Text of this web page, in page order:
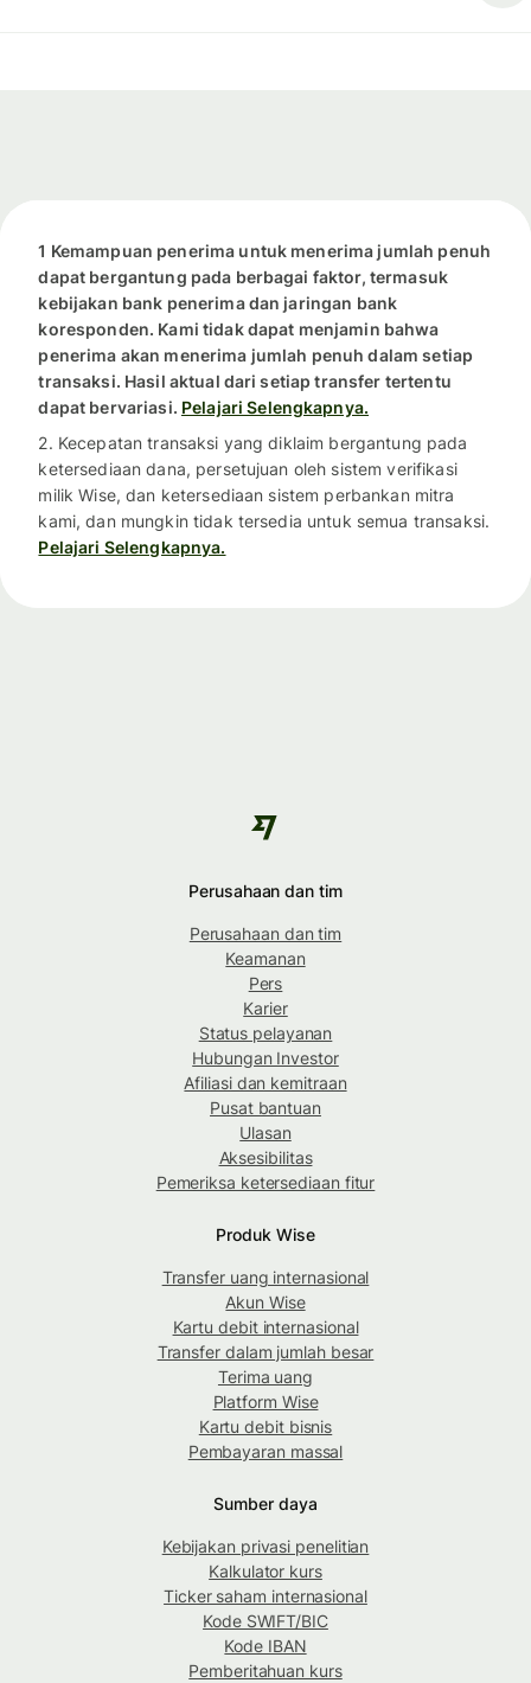
1 Kemampuan penerima untuk menerima jumlah penuh
dapat bergantung pada berbagai faktor, termasuk
kebijakan bank penerima dan jaringan bank
koresponden. Kami tidak dapat menjamin bahwa
penerima akan menerima jumlah penuh dalam setiap
transaksi. Hasil aktual dari setiap transfer tertentu
dapat bervariasi. Pelajari Selengkapnya.
2. Kecepatan transaksi yang diklaim bergantung pada
ketersediaan dana, persetujuan oleh sistem verifikasi
milik Wise, dan ketersediaan sistem perbankan mitra
kami, dan mungkin tidak tersedia untuk semua transaksi.
Pelajari Selengkapnya.
Perusahaan dan tim
Perusahaan dan tim
Keamanan
Pers
Karier
Status pelayanan
Hubungan Investor
Afiliasi dan kemitraan
Pusat bantuan
Ulasan
Aksesibilitas
Pemeriksa ketersediaan fitur
Produk Wise
Transfer uang internasional
Akun Wise
Kartu debit internasional
Transfer dalam jumlah besar
Terima uang
Platform Wise
Kartu debit bisnis
Pembayaran massal
Sumber daya
Kebijakan privasi penelitian
Kalkulator kurs
Ticker saham internasional
Kode SWIFT/BIC
Kode IBAN
Pemberitahuan kurs